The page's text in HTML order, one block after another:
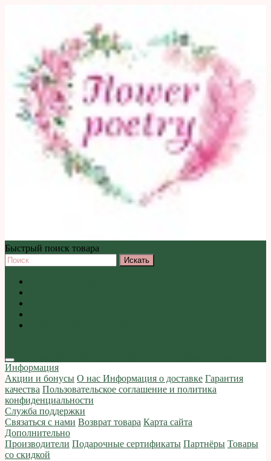
Быстрый поиск товара
Информация
Акции и бонусы О нас Информация о доставке Гарантия
качества Пользовательское соглашение и политика
конфиденциальности
Служба поддержки
Связаться с нами Возврат товара Карта сайта
Дополнительно
Производители Подарочные сертификаты Партнёры Товары
со скидкой